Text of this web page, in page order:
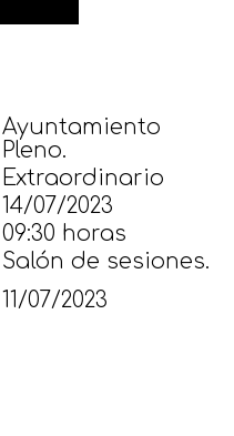
Ayuntamiento
Pleno.
Extraordinario
14/07/2023
09:30 horas
Salón de sesiones.
11/07/2023